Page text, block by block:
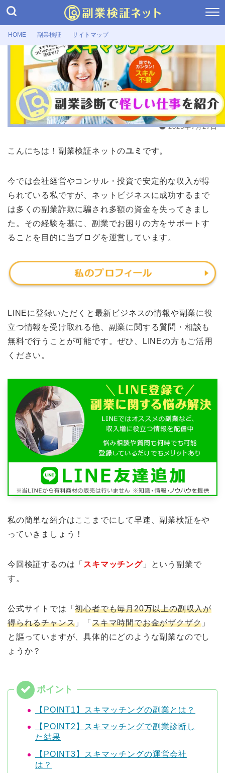
HOME 副業検証 サイトマップ
副業検証
スキマッチングの副業は怪しい？診
断結果・口コミに詐欺の可能性はない
か
2026年7月27日
こんにちは！副業検証ネットのユミ です。
今では会社経営やコンサル・投資で安定的な収入が得
られている私ですが、ネットビジネスに成功するまで
は多くの副業詐欺に騙され多額の資金を失ってきまし
た。その経験を基に、副業でお困りの方をサポートす
ることを目的に当ブログを運営しています。
LINEに登録いただくと最新ビジネスの情報や副業に役
立つ情報を受け取れる他、副業に関する質問・相談も
無料で行うことが可能です。ぜひ、LINEの方もご活用
ください。
私の簡単な紹介はここまでにして早速、副業検証をや
っていきましょう！
今回検証するのは「 スキマッチング」という副業で
す。
公式サイトでは「初心者でも毎月20万以上の副収入が
得られるチャンス 」「スキマ時間でお金がザクザク 」
と謳っていますが、具体的にどのような副業なのでし
ょうか？
【POINT1】スキマッチングの副業とは？
【POINT2】スキマッチングで副業診断し
た結果
【POINT3】スキマッチングの運営会社
は？